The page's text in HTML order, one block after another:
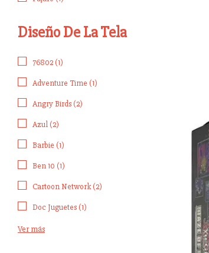
Diseño De La Tela
76802 (1)
Adventure Time (1)
Angry Birds (2)
Azul (2)
Barbie (1)
Ben 10 (1)
Cartoon Network (2)
Doc Juguetes (1)
Ver más